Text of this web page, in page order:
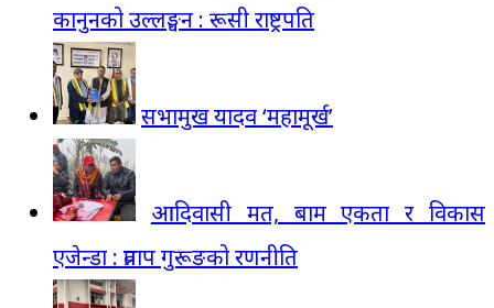
कानुनको उल्लङ्घन : रूसी राष्ट्रपति
सभामुख यादव ‘महामूर्ख’
आदिवासी मत, बाम एकता र विकास
एजेन्डा : प्रताप गुरूङको रणनीति